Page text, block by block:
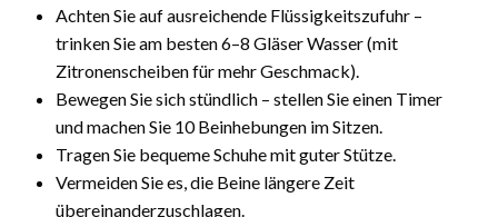
Achten Sie auf ausreichende Flüssigkeitszufuhr –
trinken Sie am besten 6–8 Gläser Wasser (mit
Zitronenscheiben für mehr Geschmack).
Bewegen Sie sich stündlich – stellen Sie einen Timer
und machen Sie 10 Beinhebungen im Sitzen.
Tragen Sie bequeme Schuhe mit guter Stütze.
Vermeiden Sie es, die Beine längere Zeit
übereinanderzuschlagen.